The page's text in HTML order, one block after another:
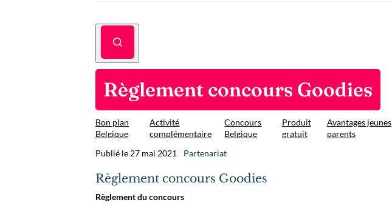
Règlement concours Goodies
Bon plan
Belgique
Activité
complémentaire
Concours
Belgique
Produit
gratuit
Avantages jeunes
parents
Publié le 27 mai 2021
Partenariat
Règlement concours Goodies
Règlement du concours